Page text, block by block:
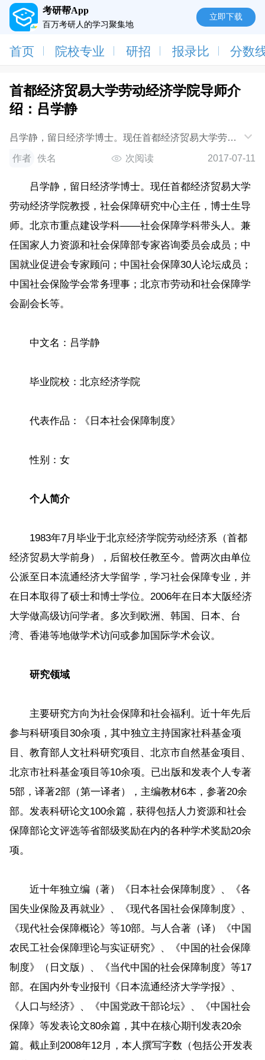
考研帮App
百万考研人的学习聚集地
立即下载
首页 院校专业 研招 报录比 分数
首都经济贸易大学劳动经济学院导师介
绍：吕学静
吕学静，留日经济学博士。现任首都经济贸易大学劳动
经济学院教授，社会保障研究中心主任，博士生导师。
北京市重点建设学科社会保障学科带头人
作者 佚名 次阅读 2017-07-11
吕学静，留日经济学博士。现任首都经济贸易大学
劳动经济学院教授，社会保障研究中心主任，博士生导
师。北京市重点建设学科——社会保障学科带头人。兼
任国家人力资源和社会保障部专家咨询委员会成员；中
国就业促进会专家顾问；中国社会保障30人论坛成员；
中国社会保险学会常务理事；北京市劳动和社会保障学
会副会长等。
中文名：吕学静
毕业院校：北京经济学院
代表作品：《日本社会保障制度》
性别：女
个人简介
1983年7月毕业于北京经济学院劳动经济系（首都
经济贸易大学前身），后留校任教至今。曾两次由单位
公派至日本流通经济大学留学，学习社会保障专业，并
在日本取得了硕士和博士学位。2006年在日本大阪经济
大学做高级访问学者。多次到欧洲、韩国、日本、台
湾、香港等地做学术访问或参加国际学术会议。
研究领域
主要研究方向为社会保障和社会福利。近十年先后
参与科研项目30余项，其中独立主持国家社科基金项
目、教育部人文社科研究项目、北京市自然基金项目、
北京市社科基金项目等10余项。已出版和发表个人专著
5部，译著2部（第一译者），主编教材6本，参著20余
部。发表科研论文100余篇，获得包括人力资源和社会
保障部论文评选等省部级奖励在内的各种学术奖励20余
项。
近十年独立编（著）《日本社会保障制度》、《各
国失业保险及再就业》、《现代各国社会保障制度》、
《现代社会保障概论》等10部。与人合著（译）《中国
农民工社会保障理论与实证研究》、《中国的社会保障
制度》（日文版）、《当代中国的社会保障制度》等17
部。在国内外专业报刊《日本流通经济大学学报》、
《人口与经济》、《中国党政干部论坛》、《中国社会
保障》等发表论文80余篇，其中在核心期刊发表20余
篇。截止到2008年12月，本人撰写字数（包括公开发表